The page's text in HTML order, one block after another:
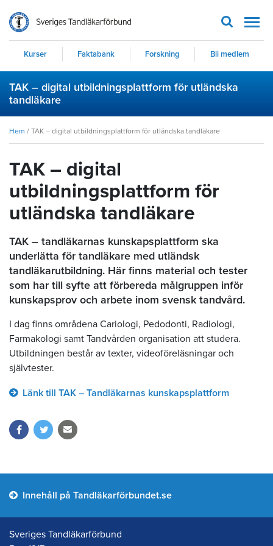
Kurser Faktabank Forskning Bli medlem
TAK – digital utbildningsplattform för utländska
tandläkare
Hem / TAK – digital utbildningsplattform för utländska tandläkare
TAK – digital
utbildningsplattform för
utländska tandläkare
TAK – tandläkarnas kunskapsplattform ska
underlätta för tandläkare med utländsk
tandläkarutbildning. Här finns material och tester
som har till syfte att förbereda målgruppen inför
kunskapsprov och arbete inom svensk tandvård.
I dag finns områdena Cariologi, Pedodonti, Radiologi,
Farmakologi samt Tandvården organisation att studera.
Utbildningen består av texter, videoföreläsningar och
självtester.
Länk till TAK – Tandläkarnas kunskapsplattform
Innehåll på Tandläkarförbundet.se
Sveriges Tandläkarförbund